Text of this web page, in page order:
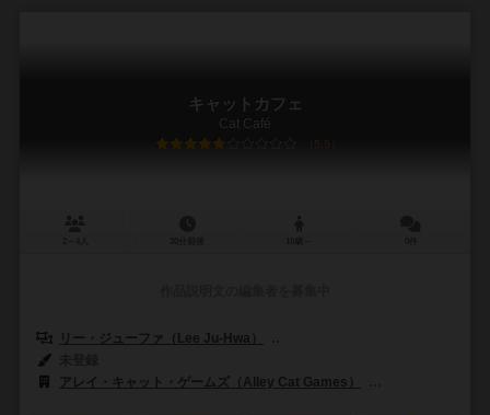
キャットカフェ
Cat Café
5.9
リー・ジューファ（Lee Ju-Hwa）
アレイ・キャット・ゲームズ（Alley Cat Games）